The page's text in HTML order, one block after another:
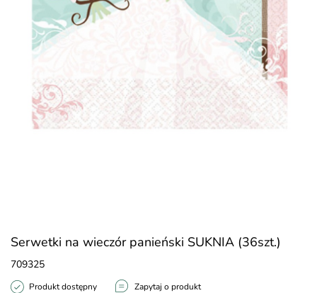
Serwetki na wieczór panieński SUKNIA (36szt.)
709325
Produkt dostępny Zapytaj o produkt